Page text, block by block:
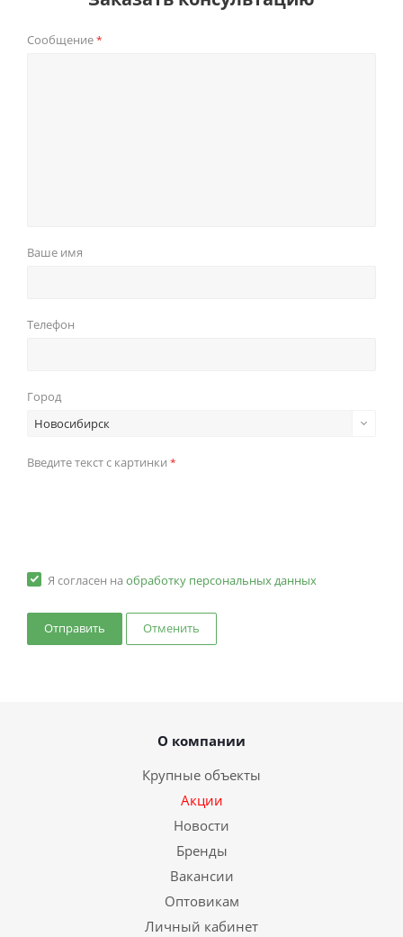
Сообщение*
Ваше имя
Телефон
Город
Новосибирск
Введите текст с картинки *
Я согласен на обработку персональных данных
Отменить
О компании
Крупные объекты
Акции
Новости
Бренды
Вакансии
Оптовикам
Личный кабинет